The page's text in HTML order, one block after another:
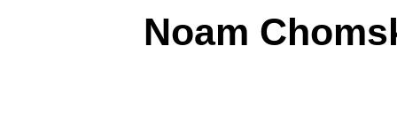
Noam